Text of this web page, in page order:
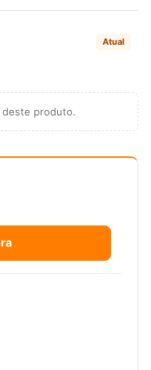
Atual
deste produto.